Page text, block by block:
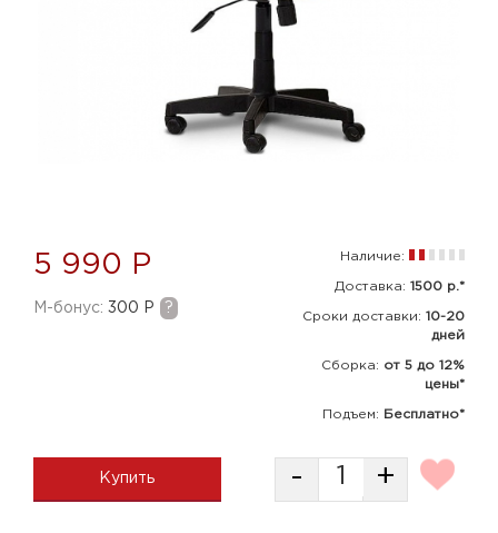
5 990 Р
M-бонус: 300 Р ?
Наличие:
Доставка: 1500 р.*
Сроки доставки: 10-20
дней
Сборка: от 5 до 12%
цены*
Подъем: Бесплатно*
Купить - +